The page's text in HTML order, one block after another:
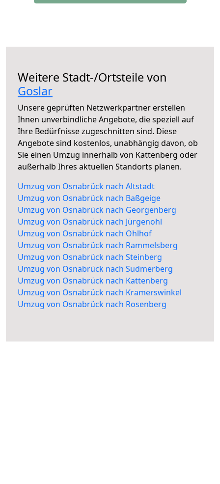
Weitere Stadt-/Ortsteile von
Goslar
Unsere geprüften Netzwerkpartner erstellen
Ihnen unverbindliche Angebote, die speziell auf
Ihre Bedürfnisse zugeschnitten sind. Diese
Angebote sind kostenlos, unabhängig davon, ob
Sie einen Umzug innerhalb von Kattenberg oder
außerhalb Ihres aktuellen Standorts planen.
Umzug von Osnabrück nach Altstadt
Umzug von Osnabrück nach Baßgeige
Umzug von Osnabrück nach Georgenberg
Umzug von Osnabrück nach Jürgenohl
Umzug von Osnabrück nach Ohlhof
Umzug von Osnabrück nach Rammelsberg
Umzug von Osnabrück nach Steinberg
Umzug von Osnabrück nach Sudmerberg
Umzug von Osnabrück nach Kattenberg
Umzug von Osnabrück nach Kramerswinkel
Umzug von Osnabrück nach Rosenberg